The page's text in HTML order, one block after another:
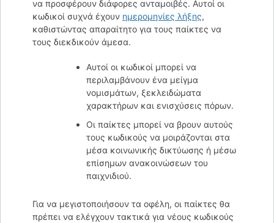
να προσφέρουν διάφορες ανταμοιβές. Αυτοί οι
κωδικοί συχνά έχουν ημερομηνίες λήξης,
καθιστώντας απαραίτητο για τους παίκτες να
τους διεκδικούν άμεσα.
Αυτοί οι κωδικοί μπορεί να
περιλαμβάνουν ένα μείγμα
νομισμάτων, ξεκλειδώματα
χαρακτήρων και ενισχύσεις πόρων.
Οι παίκτες μπορεί να βρουν αυτούς
τους κωδικούς να μοιράζονται στα
μέσα κοινωνικής δικτύωσης ή μέσω
επίσημων ανακοινώσεων του
παιχνιδιού.
Για να μεγιστοποιήσουν τα οφέλη, οι παίκτες θα
πρέπει να ελέγχουν τακτικά για νέους κωδικούς